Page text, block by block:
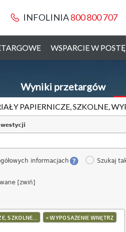
INFOLINIA800 800 707
WSPARCIE W
Wyniki przetargów
PAPIERNICZE, SZKOLNE,
informacjach Szukaj
[zwiń]
SZKOLNE... ×WYPOSAŻENIE WNĘTRZ